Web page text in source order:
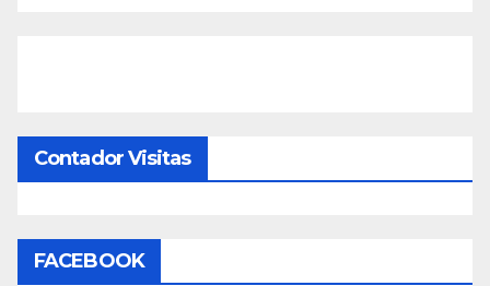
Contador Visitas
FACEBOOK